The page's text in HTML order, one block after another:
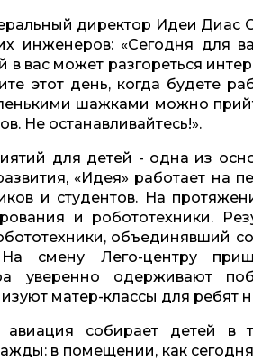
директор Идеи Диас
инженеров: «Сегодня для
в вас может разгореться
этот день, когда будете
шажками можно
Не останавливайтесь!».
для детей - одна из
«Идея» работает на
и студентов. На
и робототехники.
объединявший
смену Лего-центру
уверенно одерживают
матер-классы для ребят
авиация собирает детей
в помещении, как